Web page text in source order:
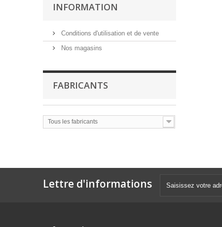
INFORMATION
Conditions d'utilisation et de vente
Nos magasins
FABRICANTS
Tous les fabricants
Lettre d'informations